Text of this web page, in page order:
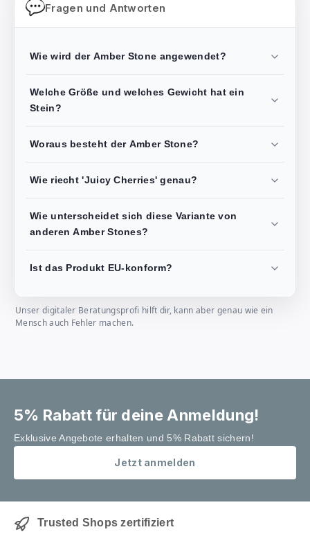
Fragen und Antworten
Wie wird der Amber Stone angewendet?
Welche Größe und welches Gewicht hat ein
Stein?
Woraus besteht der Amber Stone?
Wie riecht 'Juicy Cherries' genau?
Wie unterscheidet sich diese Variante von
anderen Amber Stones?
Ist das Produkt EU-konform?
Unser digitaler Beratungsprofi hilft dir, kann aber genau wie ein
Mensch auch Fehler machen.
5% Rabatt für deine Anmeldung!
Exklusive Angebote erhalten und 5% Rabatt sichern!
Jetzt anmelden
Trusted Shops zertifiziert